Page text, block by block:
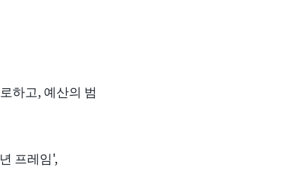
하고, 예산의 범
프레임',